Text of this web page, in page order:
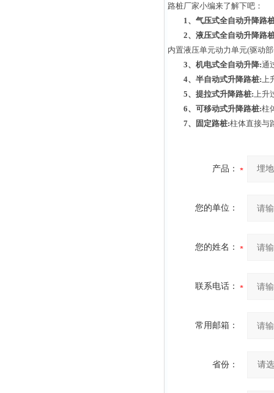
路桩厂家小编来了解下吧：
1、气压式全自动升降路
2、液压式全自动升降路
内置液压单元动力单元(驱动
3、机电式全自动升降:通
4、半自动式升降路桩:上
5、提拉式升降路桩:上升
6、可移动式升降路桩:柱
7、固定路桩:柱体直接与
产品：
您的单位：
您的姓名：
联系电话：
常用邮箱：
省份：